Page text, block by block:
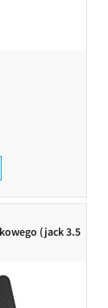
(jack 3.5